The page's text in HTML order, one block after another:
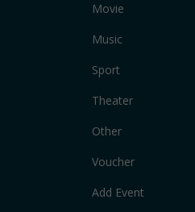
Movie
Music
Sport
Theater
Other
Voucher
Add Event